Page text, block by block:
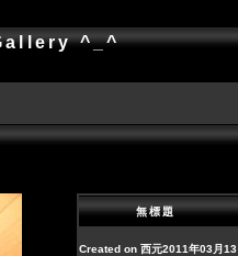
^_^
無標題
Created on 西元2011年03月